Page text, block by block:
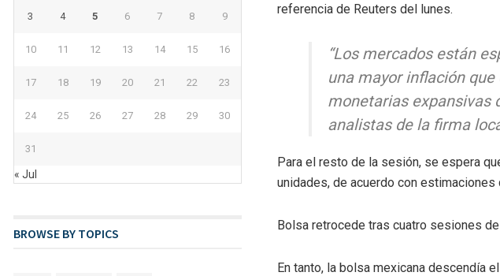
referencia de Reuters del lunes.
“Los mercados están
una mayor inflación
monetarias expansivas
analistas de la firma
Para el resto de la sesión, se espera
unidades, de acuerdo con estimaciones
Bolsa retrocede tras cuatro sesiones
En tanto, la bolsa mexicana descendía
3 4 5 6 7 8 9
10 11 12 13 14 15 16
17 18 19 20 21 22 23
24 25 26 27 28 29 30
31
« Jul
BROWSE BY TOPICS